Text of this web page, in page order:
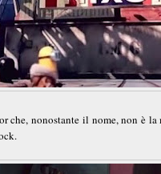
nonostante il nome, non è